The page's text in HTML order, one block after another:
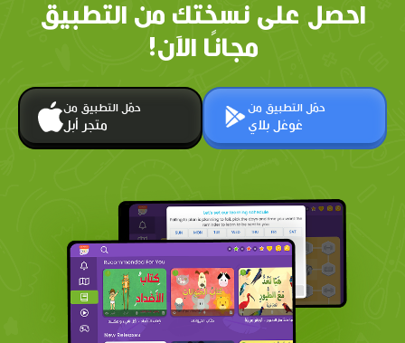
احصل على نسختك من التطبيق
مجانًا الآن!
حمّل التطبيق من
متجر أبل
حمّل التطبيق من
غوغل بلاي